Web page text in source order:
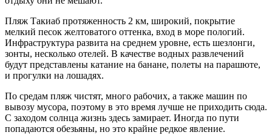
Пляж Такиаб протяженность 2 км, широкий, покрытие
мелкий песок желтоватого оттенка, вход в море пологий.
Инфраструктура развита на среднем уровне, есть шезлонги,
зонты, несколько отелей. В качестве водных развлечений
будут представлены катание на банане, полеты на парашюте,
и прогулки на лошадях.
По средам пляж чистят, много рабочих, а также машин по
вывозу мусора, поэтому в это время лучше не приходить сюда.
С заходом солнца жизнь здесь замирает. Иногда по пути
попадаются обезьяны, но это крайне редкое явление.